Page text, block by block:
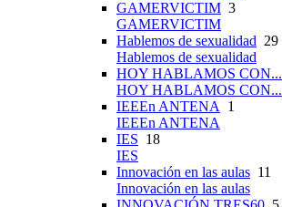
GAMERVICTIM 3
GAMERVICTIM
Hablemos de sexualidad 29
Hablemos de sexualidad
HOY HABLAMOS CON...
HOY HABLAMOS CON...
IEEEn ANTENA
1
IEEEn ANTENA
IES 18
IES
Innovación en las aulas 11
Innovación en las aulas